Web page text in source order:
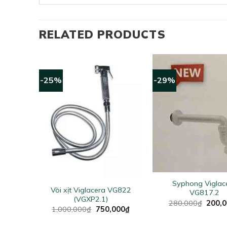
RELATED PRODUCTS
-25%
Vòi xịt Viglacera VG822
(VGXP2.1)
1,000,000₫ Original
price
750,000₫Current
price
-29%
Syphong
VG817.2
280,000₫
price